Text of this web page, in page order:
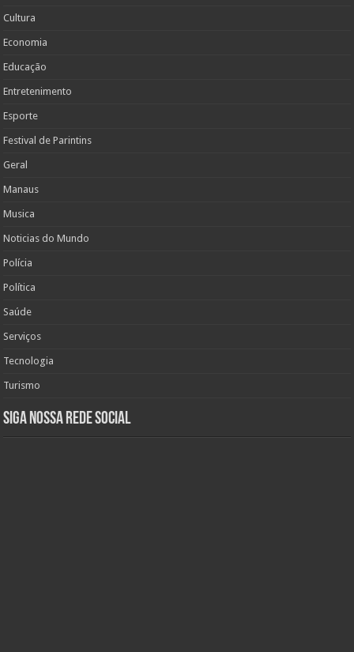
Cultura
Economia
Educação
Entretenimento
Esporte
Festival de Parintins
Geral
Manaus
Musica
Noticias do Mundo
Polícia
Política
Saúde
Serviços
Tecnologia
Turismo
Siga nossa rede social